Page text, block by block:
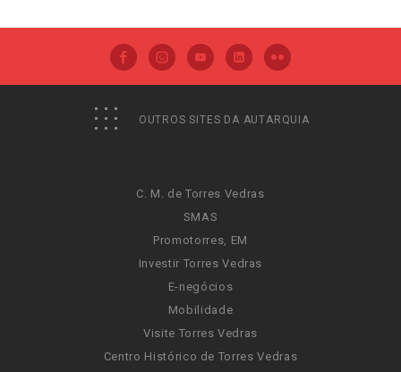
OUTROS SITES DA AUTARQUIA
C. M. de Torres Vedras
SMAS
Promotorres, EM
Investir Torres Vedras
E-negócios
Mobilidade
Visite Torres Vedras
Centro Histórico de Torres Vedras